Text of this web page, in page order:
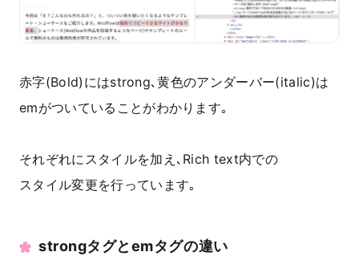
赤字(Bold)にはstrong､黄色のアンダーバー(italic)は
emがついていることがわかります｡
それぞれにスタイルを加え､Rich text内での
スタイル変更を行っています｡
strongタグとemタグの違い